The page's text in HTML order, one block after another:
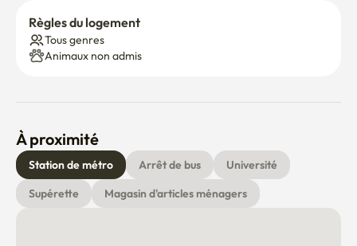
Règles du logement
Tous genres
Animaux non admis
À proximité
Station de métro Arrêt de bus
Université
Supérette
Magasin d'articles ménagers